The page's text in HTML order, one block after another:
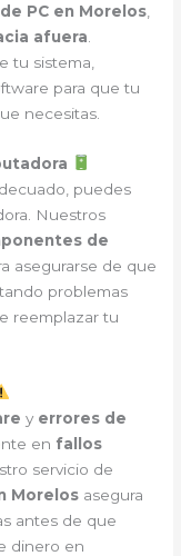
PC en Morelos
afuera
tu sistema,
para que tu
necesitas.
puedes
Nuestros
de
asegurarse de que
problemas
reemplazar tu
y errores de
en fallos
servicio de
Morelos asegura
antes de que
dinero en